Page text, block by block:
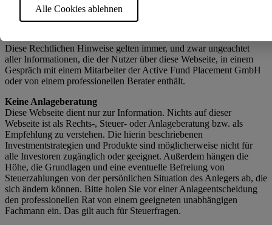
Verantwortung für direkte oder indirekte Schäden, Folgeschäden
oder spezielle Verluste bzw. irgendwelche andere Schäden, die
Diese Rechtlichen Hinweise gelten immer, und zwar ungeachtet
aller Informationen, die der Nutzer über diese Webseite, in einem
Gespräch mit einem Mitarbeiter der Active Fund Placement GmbH
oder von einem professionellen Berater enthält.
Keine Anlageberatung
Diese Webseite dient nur zur Information. Nichts auf dieser
Webseite ist als Rechts-, Steuer- oder Anlageberatung bzw. als
Empfehlung zu verstehen. Die hierin beschriebenen
Investmentstrategien und Produkte sind möglicherweise nicht für
alle Investoren zugänglich oder geeignet. Außerdem hängen die
Höhe, die Grundlagen und eine eventuelle Befreiung von
Steuerzahlungen von der persönlichen Situation des Anlegers ab, die
sich ändern können. Bitte holen Sie vor einer Anlageentscheidung
den professionellen Rat von einem geeigneten unabhängigen
Fachmann ein. Das gilt auch für Steuerfragen.
Alle Cookies ablehnen